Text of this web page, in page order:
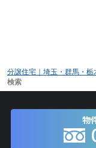
分譲住宅｜埼玉・群馬・
検索
物